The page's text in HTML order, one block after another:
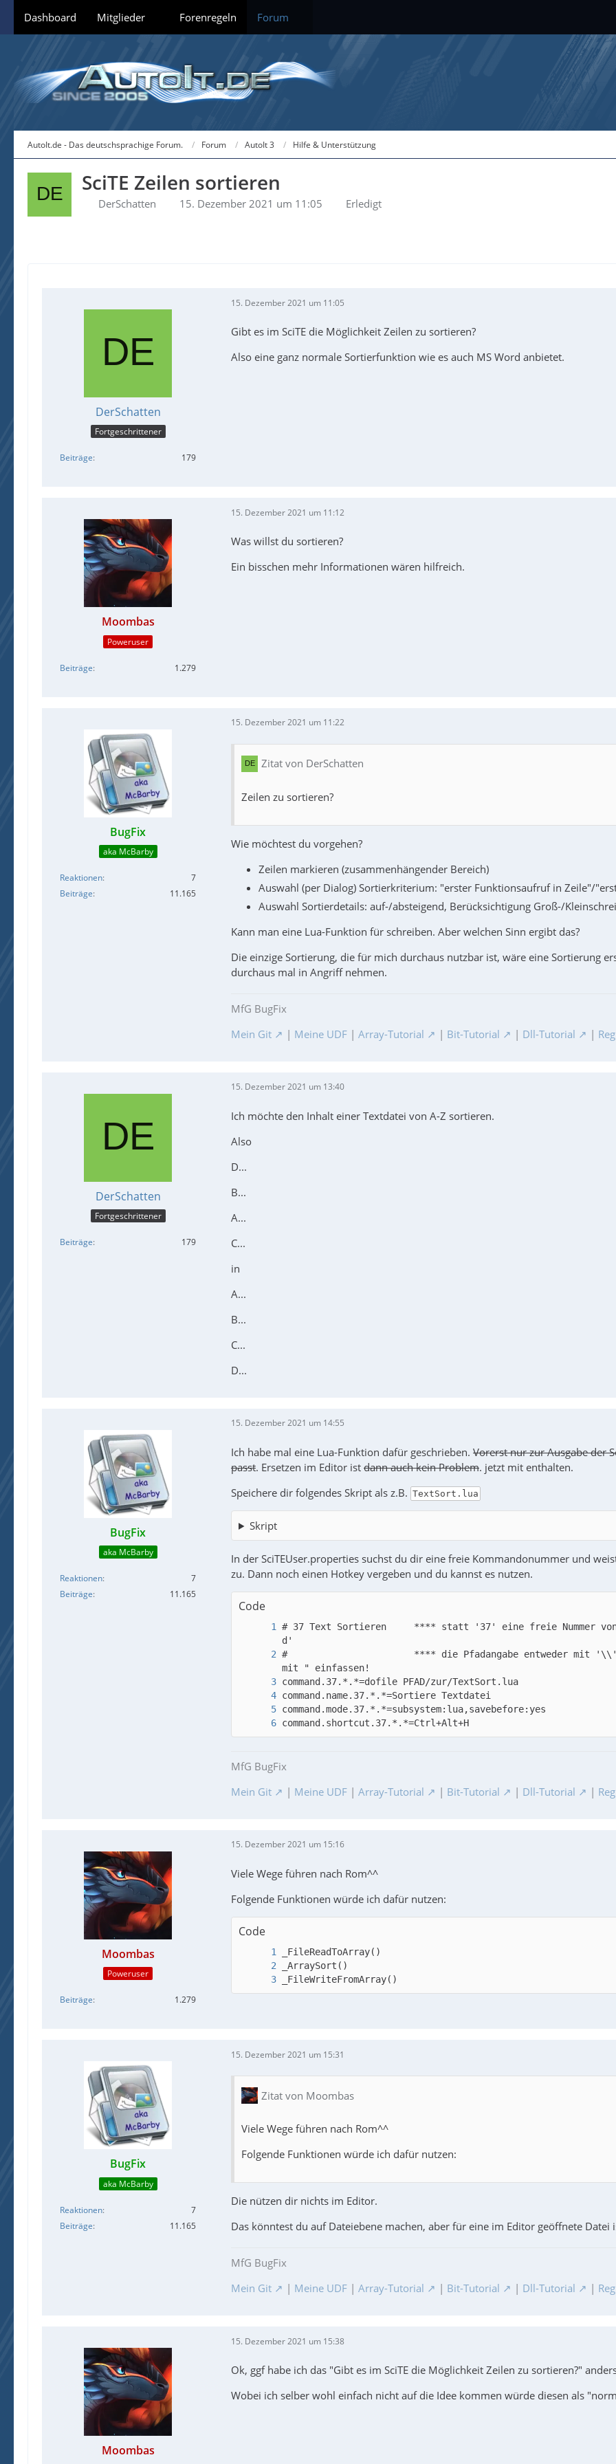
Dashboard Mitglieder Forenregeln Forum
AutoIt.de - Das deutschsprachige Forum. Forum AutoIt 3 Hilfe & Unterstützung
SciTE Zeilen sortieren
DerSchatten 15. Dezember 2021 um 11:05 Erledigt
DerSchatten
Fortgeschrittener
Beiträge 179
15. Dezember 2021 um 11:05
Gibt es im SciTE die Möglichkeit Zeilen zu sortieren?
Also eine ganz normale Sortierfunktion wie es auch MS Word anbietet.
Moombas
Poweruser
Beiträge 1.279
15. Dezember 2021 um 11:12
Was willst du sortieren?
Ein bisschen mehr Informationen wären hilfreich.
BugFix
aka McBarby
Reaktionen
7
Beiträge
11.165
15. Dezember 2021 um 11:22
Zitat von DerSchatten
Zeilen zu sortieren?
Wie möchtest du vorgehen?
Zeilen markieren (zusammenhängender Bereich)
Auswahl (per Dialog) Sortierkriterium: "erster Funktionsaufruf in Zeile"/
Auswahl Sortierdetails: auf-/absteigend, Berücksichtigung Groß-/
Kann man eine Lua-Funktion für schreiben. Aber welchen Sinn ergibt das?
Die einzige Sortierung, die für mich durchaus nutzbar ist, wäre eine Sortierung
durchaus mal in Angriff nehmen.
MfG BugFix
Mein Git
| Meine UDF | Array-Tutorial | Bit-Tutorial | Dll-Tutorial |
DerSchatten
Fortgeschrittener
Beiträge 179
15. Dezember 2021 um 13:40
Ich möchte den Inhalt einer Textdatei von A-Z sortieren.
Also
D...
B...
A...
C...
in
A...
B...
C...
D...
BugFix
aka McBarby
Reaktionen
7
Beiträge
11.165
15. Dezember 2021 um 14:55
Ich habe mal eine Lua-Funktion dafür geschrieben. Vorerst nur zur Ausgabe der
passt. Ersetzen im Editor ist dann auch kein Problem. jetzt mit enthalten.
Speichere dir folgendes Skript als z.B. TextSort.lua
Skript
In der SciTEUser.properties suchst du dir eine freie Kommandonummer und
zu. Dann noch einen Hotkey vergeben und du kannst es nutzen.
Code
# 37 Text Sortieren     **** statt '37' eine freie Nummer von
#                       **** die Pfadangabe entweder mit '\\'
command.shortcut.37.*.*=Ctrl+Alt+H
MfG BugFix
Mein Git
| Meine UDF | Array-Tutorial | Bit-Tutorial | Dll-Tutorial |
Moombas
Poweruser
Beiträge 1.279
15. Dezember 2021 um 15:16
Viele Wege führen nach Rom^^
Folgende Funktionen würde ich dafür nutzen:
Code
_FileWriteFromArray()
BugFix
aka McBarby
Reaktionen
7
Beiträge
11.165
15. Dezember 2021 um 15:31
Zitat von Moombas
Viele Wege führen nach Rom^^
Folgende Funktionen würde ich dafür nutzen:
Die nützen dir nichts im Editor.
Das könntest du auf Dateiebene machen, aber für eine im Editor geöffnete Datei
MfG BugFix
Mein Git
| Meine UDF | Array-Tutorial | Bit-Tutorial | Dll-Tutorial |
Moombas
15. Dezember 2021 um 15:38
Ok, ggf habe ich das "Gibt es im SciTE die Möglichkeit Zeilen zu sortieren?"
Wobei ich selber wohl einfach nicht auf die Idee kommen würde diesen als